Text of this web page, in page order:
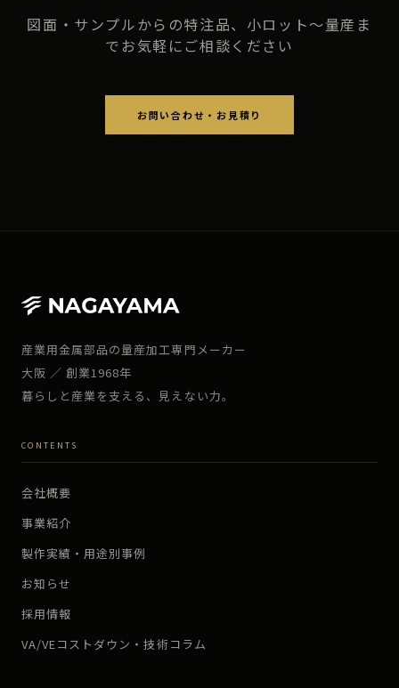
図面・サンプルからの特注品、小ロット〜量産ま
でお気軽にご相談ください
お問い合わせ・お見積り
産業用金属部品の量産加工専門メーカー
大阪 ／ 創業1968年
暮らしと産業を支える、見えない力。
CONTENTS
会社概要
事業紹介
製作実績・用途別事例
お知らせ
採用情報
VA/VEコストダウン・技術コラム